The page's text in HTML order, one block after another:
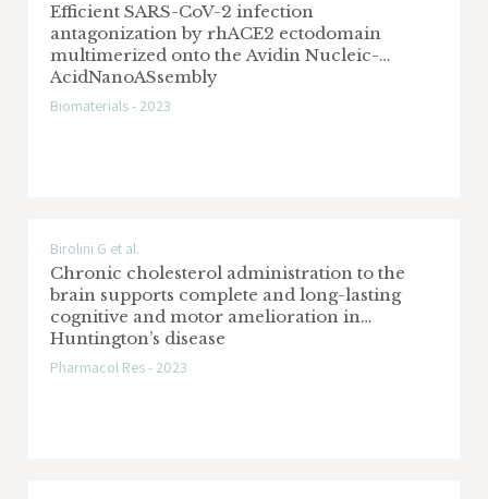
Efficient SARS-CoV-2 infection
antagonization by rhACE2 ectodomain
multimerized onto the Avidin Nucleic-
AcidNanoASsembly
Biomaterials - 2023
Birolini G et al.
Chronic cholesterol administration to the
brain supports complete and long-lasting
cognitive and motor amelioration in
Huntington’s disease
Pharmacol Res - 2023